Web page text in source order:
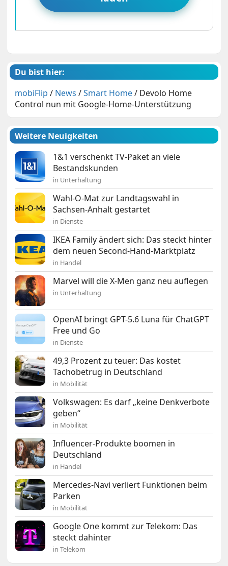
Du bist hier:
mobiFlip / News /Smart Home/ Devolo Home
Control nun mit Google-Home-Unterstützung
Weitere Neuigkeiten
1&1 verschenkt TV-Paket an viele
Bestandskunden
in Unterhaltung
Wahl-O-Mat zur Landtagswahl in
Sachsen-Anhalt gestartet
in Dienste
IKEA Family ändert sich: Das steckt hinter
dem neuen Second-Hand-Marktplatz
in Handel
Marvel will die X-Men ganz neu auflegen
in Unterhaltung
OpenAI bringt GPT-5.6 Luna für ChatGPT
Free und Go
in Dienste
49,3 Prozent zu teuer: Das kostet
Tachobetrug in Deutschland
in Mobilität
Volkswagen: Es darf „keine Denkverbote
geben“
in Mobilität
Influencer-Produkte boomen in
Deutschland
in Handel
Mercedes-Navi verliert Funktionen beim
Parken
in Mobilität
Google One kommt zur Telekom: Das
steckt dahinter
in Telekom